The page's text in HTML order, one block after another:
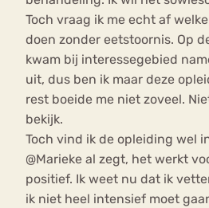
Toch vraag ik me echt af
doen zonder eetstoornis. Op
kwam bij interessegebied
uit, dus ben ik maar deze
rest boeide me niet zoveel.
bekijk.
Toch vind ik de opleiding wel
@Marieke al zegt, het werkt
positief. Ik weet nu dat ik
ik niet heel intensief moet